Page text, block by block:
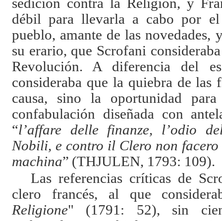
sedición contra la Religión, y
débil para llevarla a cabo por
pueblo, amante de las novedades,
su erario, que Scrofani
Revolución. A diferencia del
consideraba que la quiebra de las
causa, sino la oportunidad
confabulación diseñada con
“l’affare delle finanze, l’odio
Nobili, e contro il Clero non
machina” (THJULEN, 1793: 109).
Las referencias críticas de
clero francés, al que
Religione" (1791: 52), sin